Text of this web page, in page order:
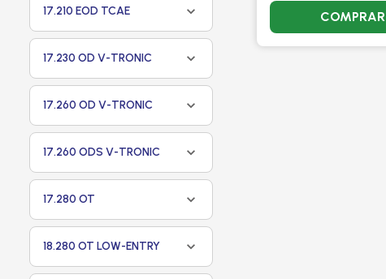
17.210 EOD TCAE
17.230 OD V-TRONIC
17.260 OD V-TRONIC
17.260 ODS V-TRONIC
17.280 OT
18.280 OT LOW-ENTRY
COMPRAR